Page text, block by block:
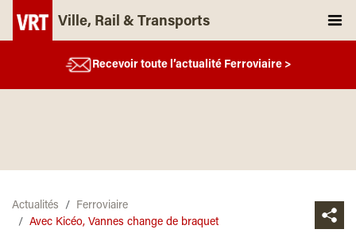
Ville, Rail & Transports
Recevoir toute l’actualité Ferroviaire >
Actualités
Ferroviaire
Avec Kicéo, Vannes change de braquet